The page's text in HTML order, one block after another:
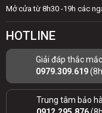
Mở cửa từ 8h30 -19h các
HOTLINE
Giải đáp thắc
0979.309.619
Trung tâm bảo